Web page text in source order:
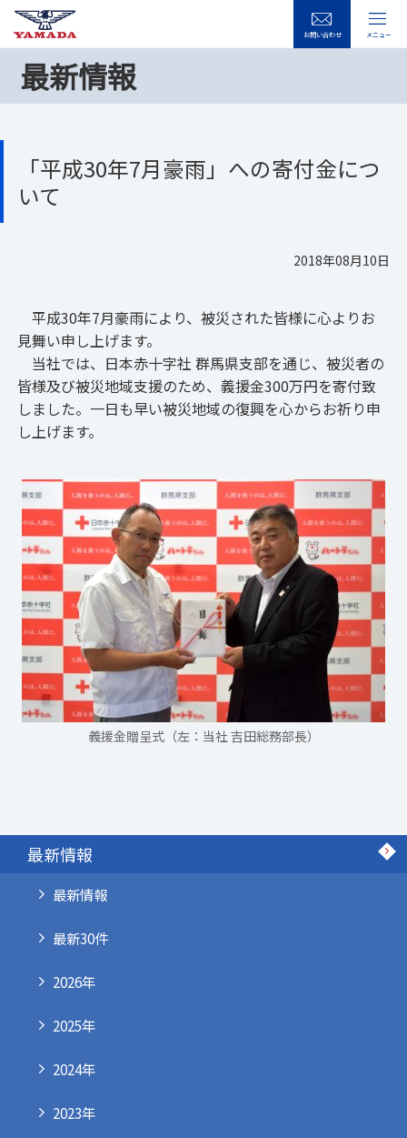
お問い合わせ メニュー
最新情報
「平成30年7月豪雨」への寄付金につ
いて
2018年08月10日
平成30年7月豪雨により、被災された皆様に心よりお
見舞い申し上げます。
当社では、日本赤十字社 群馬県支部を通じ、被災者の
皆様及び被災地域支援のため、義援金300万円を寄付致
しました。一日も早い被災地域の復興を心からお祈り申
し上げます。
義援金贈呈式（左：当社 吉田総務部長）
最新情報
最新情報
最新30件
2026年
2025年
2024年
2023年